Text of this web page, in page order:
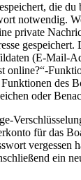
die
notwendig.
private
(E-Mail-
online?“-
des
oder
für das
ein